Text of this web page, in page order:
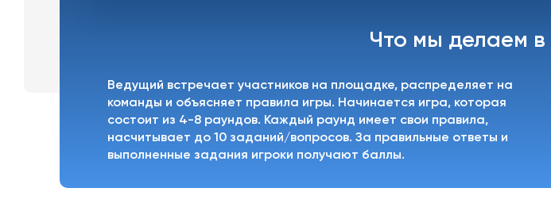
Что мы делаем в
Ведущий встречает участников на площадке, распределяет на
команды и объясняет правила игры. Начинается игра, которая
состоит из 4-8 раундов. Каждый раунд имеет свои правила,
насчитывает до 10 заданий/вопросов. За правильные ответы и
выполненные задания игроки получают баллы.